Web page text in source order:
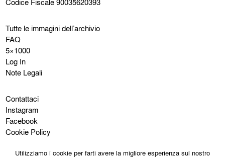
Tutte le immagini dell’archivio
FAQ
5×1000
Log In
Note Legali
Contattaci
Instagram
Facebook
Cookie Policy
Utilizziamo i cookie per farti avere la migliore esperienza sul nostro